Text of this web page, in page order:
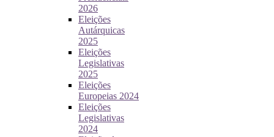
2026
Eleições
Autárquicas
2025
Eleições
Legislativas
2025
Eleições
Europeias 2024
Eleições
Legislativas
2024